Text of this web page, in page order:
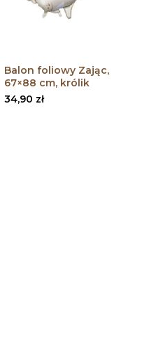
Balon foliowy Zając,
67×88 cm, królik
34,90 zł